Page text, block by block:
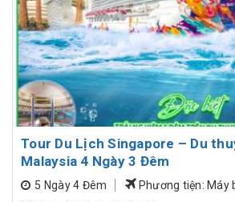
Tour Du Lịch Singapore – Du
Malaysia 4 Ngày 3 Đêm
5 Ngày 4 Đêm
Phương tiện: Máy